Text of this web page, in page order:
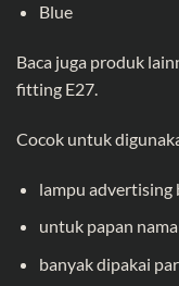
Blue
Baca juga produk
fitting E27.
Cocok untuk
lampu advertising
untuk papan
banyak dipakai